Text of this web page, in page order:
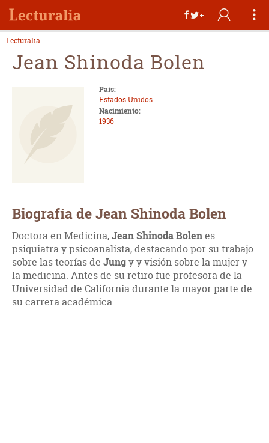
Lecturalia
Jean Shinoda Bolen
País:
Estados Unidos
Nacimiento:
1936
Biografía de Jean Shinoda Bolen
Doctora en Medicina,Jean Shinoda Bolenes
psiquiatra y psicoanalista, destacando por su trabajo
sobre las teorías de Jungy y visión sobre la mujer y
la medicina. Antes de su retiro fue profesora de la
Universidad de California durante la mayor parte de
su carrera académica.